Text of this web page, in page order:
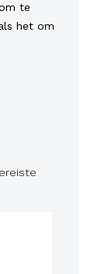
te
het om